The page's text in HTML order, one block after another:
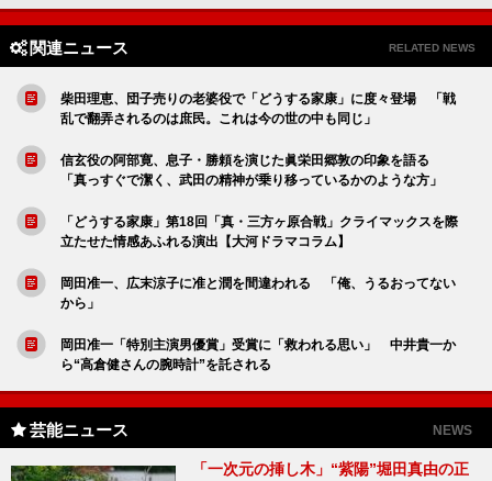
関連ニュース RELATED NEWS
柴田理恵、団子売りの老婆役で「どうする家康」に度々登場 「戦
乱で翻弄されるのは庶民。これは今の世の中も同じ」
信玄役の阿部寛、息子・勝頼を演じた眞栄田郷敦の印象を語る
「真っすぐで潔く、武田の精神が乗り移っているかのような方」
「どうする家康」第18回「真・三方ヶ原合戦」クライマックスを際
立たせた情感あふれる演出【大河ドラマコラム】
岡田准一、広末涼子に准と潤を間違われる 「俺、うるおってない
から」
岡田准一「特別主演男優賞」受賞に「救われる思い」 中井貴一か
ら“高倉健さんの腕時計”を託される
芸能ニュース NEWS
「一次元の挿し木」“紫陽”堀田真由の正